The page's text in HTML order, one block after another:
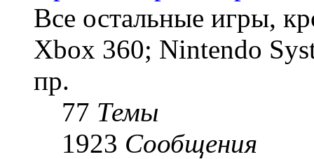
Все остальные игры,
Xbox 360; Nintendo
пр.
77 Темы
1923 Сообщения